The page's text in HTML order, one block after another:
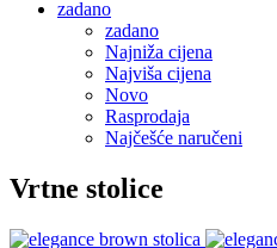
zadano
zadano
Najniža cijena
Najviša cijena
Novo
Rasprodaja
Najčešće naručeni
Vrtne stolice